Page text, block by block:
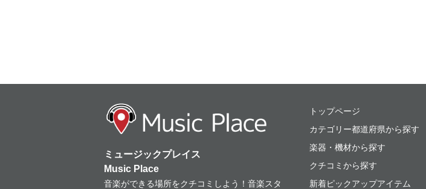
ミュージックプレイス
ミュージックプレイス
Music Place
音楽ができる場所をクチコミしよう！音楽スタ
トップページ
カテゴリー都道府県から探す
楽器・機材から探す
クチコミから探す
新着ピックアップアイテム